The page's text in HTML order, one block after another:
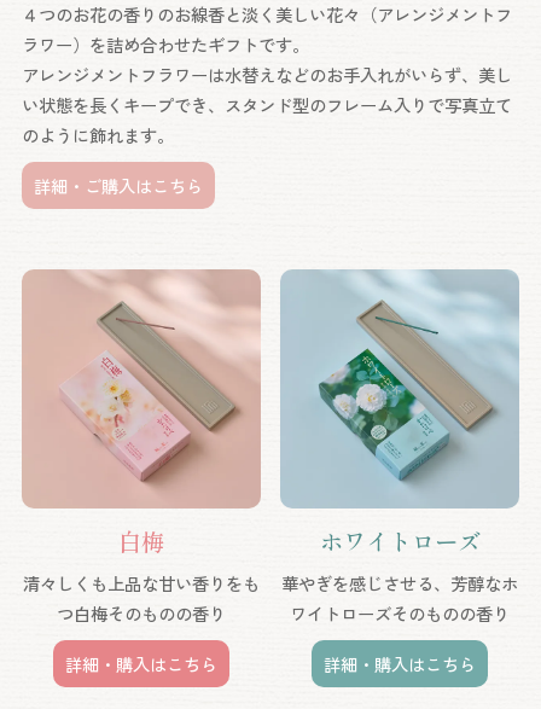
４つのお花の香りのお線香と淡く美しい花々（アレンジメントフ
ラワー）を詰め合わせたギフトです。
アレンジメントフラワーは水替えなどのお手入れがいらず、美し
い状態を長くキープでき、スタンド型のフレーム入りで写真立て
のように飾れます。
詳細・ご購入はこちら
白梅
清々しくも上品な甘い香りをも
つ白梅そのものの香り
詳細・購入はこちら
ホワイトローズ
華やぎを感じさせる、芳醇なホ
ワイトローズそのものの香り
詳細・購入はこちら